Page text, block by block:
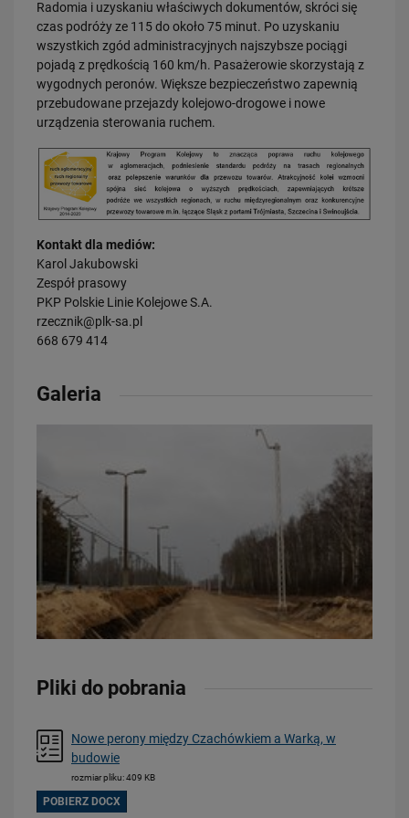
Radomia i uzyskaniu właściwych dokumentów, skróci się
czas podróży ze 115 do około 75 minut. Po uzyskaniu
wszystkich zgód administracyjnych najszybsze pociągi
pojadą z prędkością 160 km/h. Pasażerowie skorzystają z
wygodnych peronów. Większe bezpieczeństwo zapewnią
przebudowane przejazdy kolejowo-drogowe i nowe
urządzenia sterowania ruchem.
Kontakt dla mediów:
Karol Jakubowski
Zespół prasowy
PKP Polskie Linie Kolejowe S.A.
rzecznik@plk-sa.pl
668 679 414
Galeria
Pliki do pobrania
Nowe perony między Czachówkiem a Warką, w
budowie
rozmiar pliku: 409 KB
POBIERZ DOCX
20.07.2026
Dwie bezkolizyjne przeprawy przez tory zrewolucjonizują komunikację
w Łodzi
PRZECZYTAJ
Obserwuj nas